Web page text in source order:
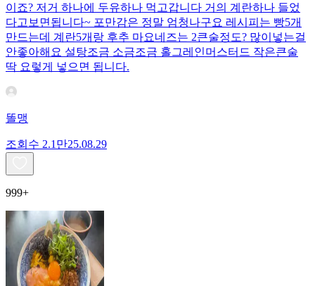
이죠? 저거 하나에 두유하나 먹고갑니다 거의 계란하나 들었
다고보면됩니다~ 포만감은 정말 엄청나구요 레시피는 빵5개
만드는데 계란5개랑 후추 마요네즈는 2큰술정도? 많이넣는걸
안좋아해요 설탕조금 소금조금 홀그레인머스터드 작은큰술
딱 요렇게 넣으면 됩니다.
똘맹
조회수 2.1만25.08.29
999+